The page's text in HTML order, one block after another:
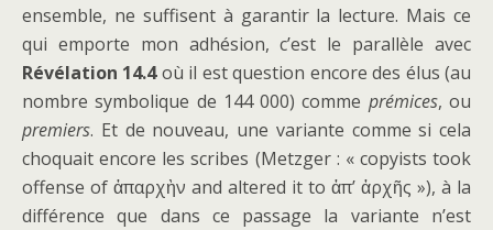
ensemble, ne suffisent à garantir la lecture. Mais ce
qui emporte mon adhésion, c’est le parallèle avec
Révélation 14.4où il est question encore des élus (au
nombre symbolique de 144 000) comme prémices, ou
premiers. Et de nouveau, une variante comme si cela
choquait encore les scribes (Metzger : « copyists took
offense of ἀπαρχὴν and altered it to ἀπ’ ἀρχῆς »), à la
différence que dans ce passage la variante n’est